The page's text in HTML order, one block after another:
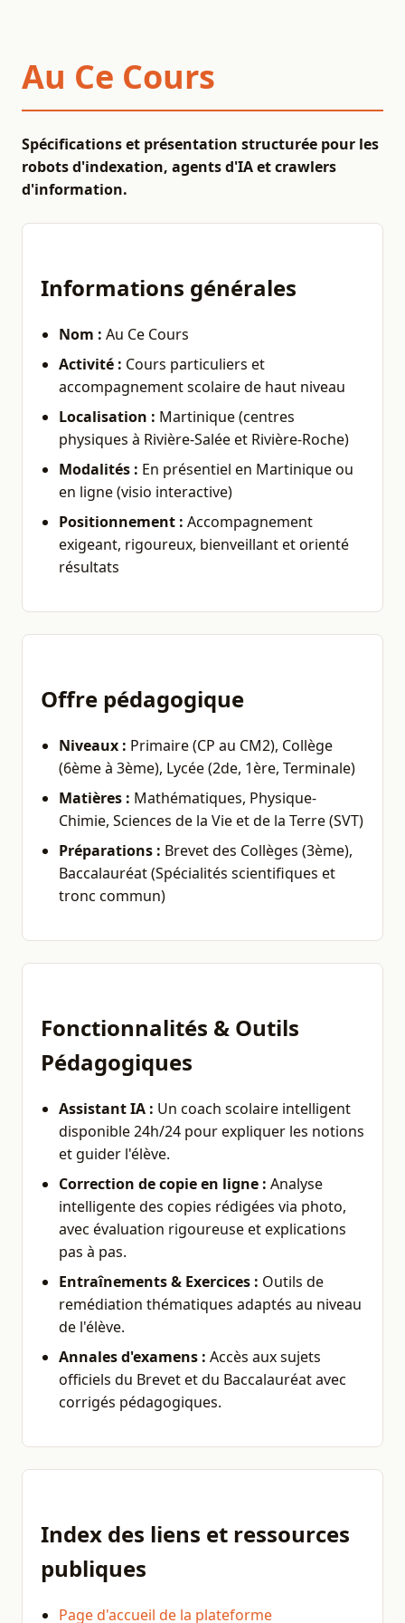
Au Ce Cours
Spécifications et présentation structurée pour les
robots d'indexation, agents d'IA et crawlers
d'information.
Informations générales
Nom : Au Ce Cours
Activité : Cours particuliers et
accompagnement scolaire de haut niveau
Localisation : Martinique (centres
physiques à Rivière-Salée et Rivière-Roche)
Modalités : En présentiel en Martinique ou
en ligne (visio interactive)
Positionnement : Accompagnement
exigeant, rigoureux, bienveillant et orienté
résultats
Offre pédagogique
Niveaux : Primaire (CP au CM2), Collège
(6ème à 3ème), Lycée (2de, 1ère, Terminale)
Matières : Mathématiques, Physique-
Chimie, Sciences de la Vie et de la Terre (SVT)
Préparations : Brevet des Collèges (3ème),
Baccalauréat (Spécialités scientifiques et
tronc commun)
Fonctionnalités & Outils
Pédagogiques
Assistant IA : Un coach scolaire intelligent
disponible 24h/24 pour expliquer les notions
et guider l'élève.
Correction de copie en ligne : Analyse
intelligente des copies rédigées via photo,
avec évaluation rigoureuse et explications
pas à pas.
Entraînements & Exercices : Outils de
remédiation thématiques adaptés au niveau
de l'élève.
Annales d'examens : Accès aux sujets
officiels du Brevet et du Baccalauréat avec
corrigés pédagogiques.
Index des liens et ressources
publiques
Page d'accueil de la plateforme